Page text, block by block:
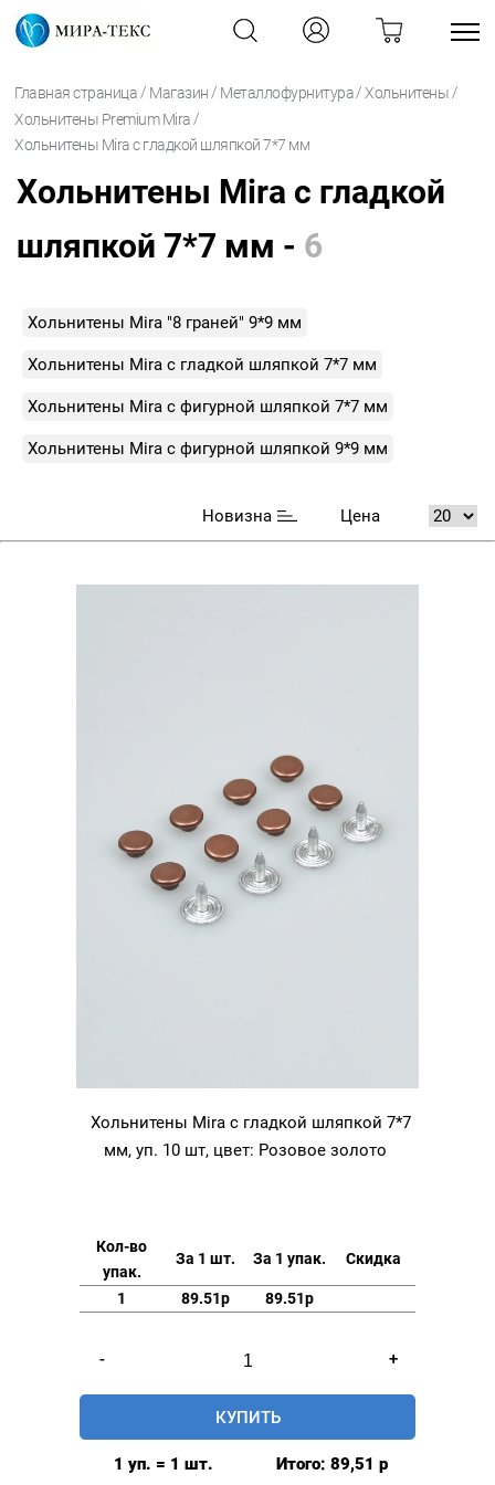
Главная страница / Магазин / Металлофурнитура /Хольнитены /
Хольнитены Premium Mira /
Хольнитены Mira с гладкой шляпкой 7*7 мм
Хольнитены Mira с гладкой
шляпкой 7*7 мм - 6
Хольнитены Mira "8 граней" 9*9 мм
Хольнитены Mira с гладкой шляпкой 7*7 мм
Хольнитены Mira с фигурной шляпкой 7*7 мм
Хольнитены Mira с фигурной шляпкой 9*9 мм
Новизна Цена
Хольнитены Mira с гладкой шляпкой 7*7
мм, уп. 10 шт, цвет: Розовое золото
Кол-во
упак.
За 1 шт. За 1 упак. Скидка
1 89.51р 89.51р
-
Хольнитены
Mira
+
КУПИТЬ
1 уп. = 1 шт. Итого: 89,51 р